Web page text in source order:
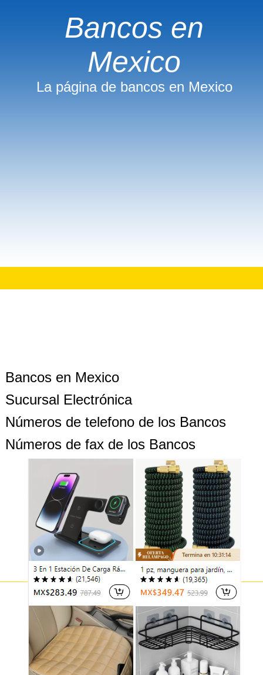
Bancos en
Mexico
La página de bancos en Mexico
Bancos en Mexico
Sucursal Electrónica
Números de telefono de los Bancos
Números de fax de los Bancos